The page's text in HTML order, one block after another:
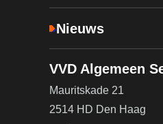
Nieuws
VVD Algemeen
Mauritskade 21
2514 HD Den Haag